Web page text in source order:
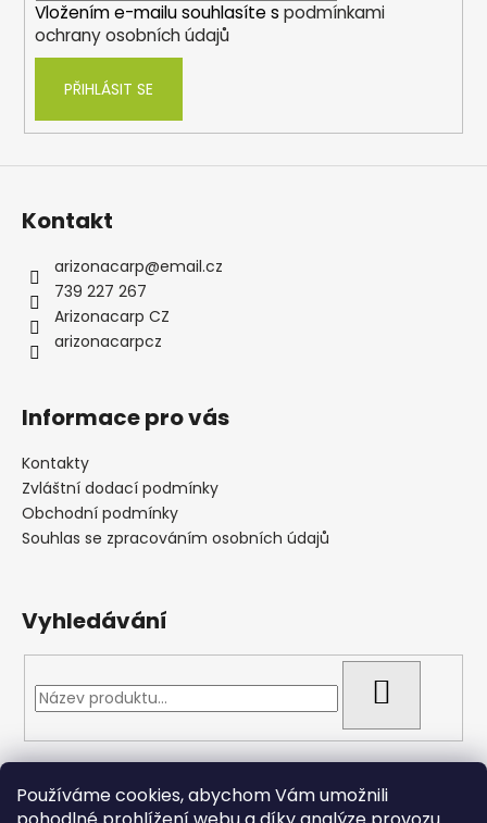
Používáme cookies, abychom Vám umožnili
Vložením e-mailu souhlasíte s podmínkami
ochrany osobních údajů
PŘIHLÁSIT SE
Kontakt
arizonacarp@email.cz
739 227 267
Arizonacarp CZ
arizonacarpcz
Informace pro vás
Kontakty
Zvláštní dodací podmínky
Obchodní podmínky
Souhlas se zpracováním osobních údajů
Vyhledávání
Přijímáme online platby